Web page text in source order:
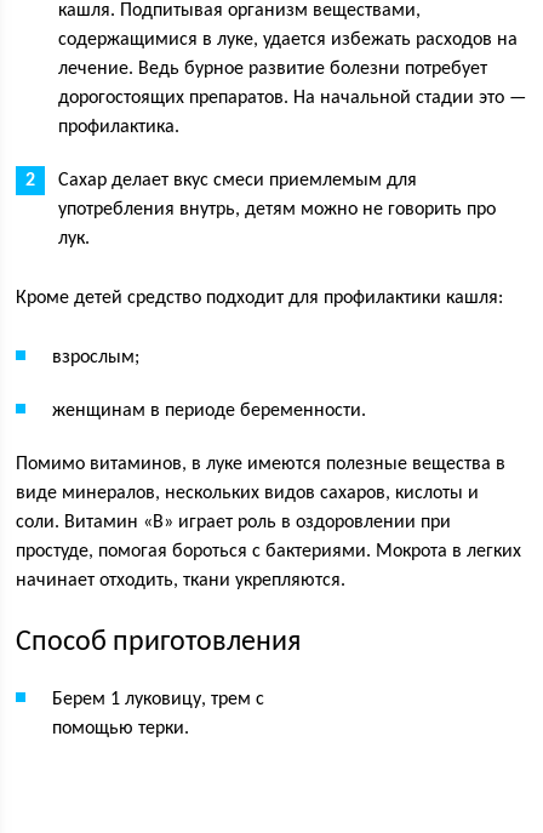
кашля. Подпитывая организм веществами,
содержащимися в луке, удается избежать расходов на
лечение. Ведь бурное развитие болезни потребует
дорогостоящих препаратов. На начальной стадии это —
профилактика.
Сахар делает вкус смеси приемлемым для
употребления внутрь, детям можно не говорить про
лук.
Кроме детей средство подходит для профилактики кашля:
взрослым;
женщинам в периоде беременности.
Помимо витаминов, в луке имеются полезные вещества в
виде минералов, нескольких видов сахаров, кислоты и
соли. Витамин «B» играет роль в оздоровлении при
простуде, помогая бороться с бактериями. Мокрота в легких
начинает отходить, ткани укрепляются.
Способ приготовления
Берем 1 луковицу, трем с
помощью терки.